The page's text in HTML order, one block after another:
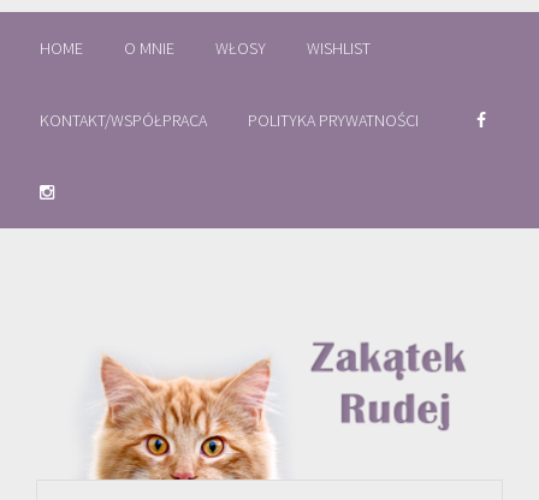
HOME O MNIE WŁOSY WISHLIST
KONTAKT/WSPÓŁPRACA POLITYKA PRYWATNOŚCI